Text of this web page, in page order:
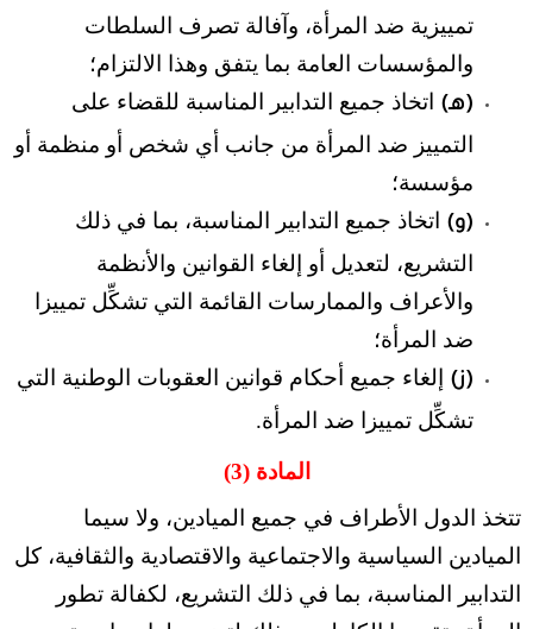
تمييزية ضد المرأة، وآفالة تصرف السلطات
والمؤسسات العامة بما يتفق وهذا الالتزام؛
(هـ) اتخاذ جميع التدابير المناسبة للقضاء على
التمييز ضد المرأة من جانب أي شخص أو منظمة أو
مؤسسة؛
(و) اتخاذ جميع التدابير المناسبة، بما في ذلك
التشريع، لتعديل أو إلغاء القوانين والأنظمة
والأعراف والممارسات القائمة التي تشكِّل تمييزا
ضد المرأة؛
(ز)
إلغاء جميع أحكام قوانين العقوبات الوطنية التي
تشكِّل تمييزا ضد المرأة.
المادة (3)
تتخذ الدول الأطراف في جميع الميادين، ولا سيما
الميادين السياسية والاجتماعية والاقتصادية والثقافية، كل
التدابير المناسبة، بما في ذلك التشريع، لكفالة تطور